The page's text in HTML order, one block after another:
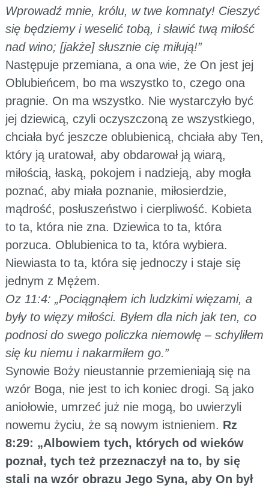
Wprowadź mnie, królu, w twe komnaty! Cieszyć
się będziemy i weselić tobą, i sławić twą miłość
nad wino; [jakże] słusznie cię miłują!”
Następuje przemiana, a ona wie, że On jest jej
Oblubieńcem, bo ma wszystko to, czego ona
pragnie. On ma wszystko. Nie wystarczyło być
jej dziewicą, czyli oczyszczoną ze wszystkiego,
chciała być jeszcze oblubienicą, chciała aby Ten,
który ją uratował, aby obdarował ją wiarą,
miłością, łaską, pokojem i nadzieją, aby mogła
poznać, aby miała poznanie, miłosierdzie,
mądrość, posłuszeństwo i cierpliwość. Kobieta
to ta, która nie zna. Dziewica to ta, która
porzuca. Oblubienica to ta, która wybiera.
Niewiasta to ta, która się jednoczy i staje się
jednym z Mężem.
Oz 11:4: „Pociągnąłem ich ludzkimi więzami, a
były to więzy miłości. Byłem dla nich jak ten, co
podnosi do swego policzka niemowlę – schyliłem
się ku niemu i nakarmiłem go.”
Synowie Boży nieustannie przemieniają się na
wzór Boga, nie jest to ich koniec drogi. Są jako
aniołowie, umrzeć już nie mogą, bo uwierzyli
nowemu życiu, że są nowym istnieniem. Rz
8:29: „Albowiem tych, których od wieków
poznał, tych też przeznaczył na to, by się
stali na wzór obrazu Jego Syna, aby On był